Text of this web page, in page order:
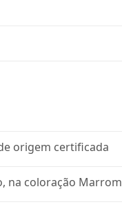
origem certificada
na coloração Marrom